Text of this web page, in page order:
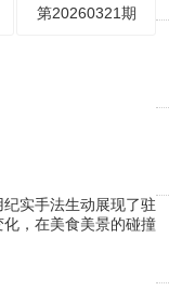
第20260321期
实手法生动展现了驻
，在美食美景的碰撞